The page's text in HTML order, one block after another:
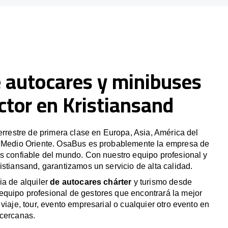
y minibuses
en Kristiansand
de primera clase en Europa, Asia, América del
Oriente. OsaBus es probablemente la empresa de
confiable del mundo. Con nuestro equipo profesional y
garantizamos un servicio de alta calidad.
de alquilerde autocares chárter y turismo desde
profesional de gestores que encontrará la mejor
tour, evento empresarial o cualquier otro evento en